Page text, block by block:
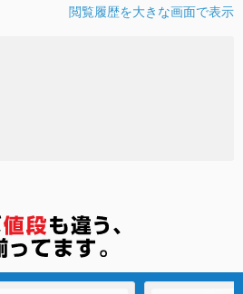
閲覧履歴を大きな画面で表示